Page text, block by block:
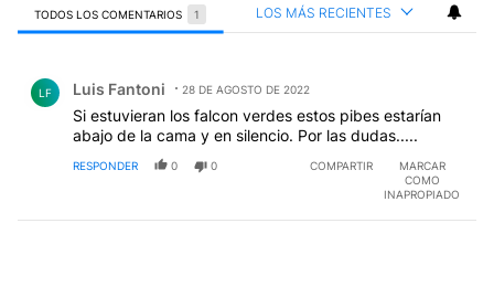
TODOS LOS COMENTARIOS 1 LOS MÁS RECIENTES
LF Luis Fantoni 28 DE AGOSTO DE 2022
Si estuvieran los falcon verdes estos pibes estarían
abajo de la cama y en silencio. Por las dudas.....
RESPONDER 0 0 COMPARTIR
MARCAR
COMO
INAPROPIADO